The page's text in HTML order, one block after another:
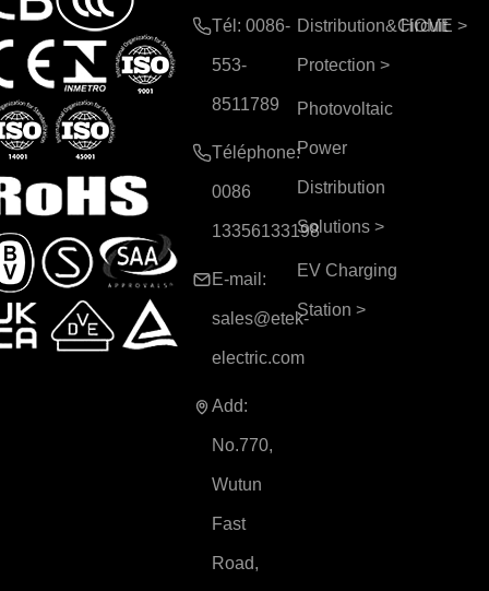
Tél: 0086-
553-
8511789
Téléphone:
0086
13356133198
E-mail:
sales@etek-
electric.com
Add:
No.770,
Wutun
Fast
Road,
Distribution&Circuit
Protection >
Photovoltaic
Power
Distribution
Solutions >
EV Charging
Station >
HOME >